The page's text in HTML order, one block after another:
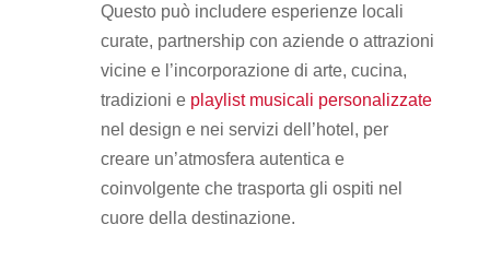
Questo può includere esperienze locali
curate, partnership con aziende o attrazioni
vicine e l’incorporazione di arte, cucina,
tradizioni e playlist musicali personalizzate
nel design e nei servizi dell’hotel, per
creare un’atmosfera autentica e
coinvolgente che trasporta gli ospiti nel
cuore della destinazione.